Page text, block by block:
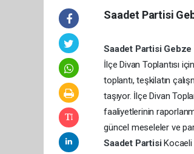
Saadet Partisi
Saadet Partisi Gebze
İlçe Divan Toplantısı
toplantı, teşkilatın
taşıyor. İlçe Divan
faaliyetlerinin
güncel meseleler ve
Saadet PartisiKocaeli